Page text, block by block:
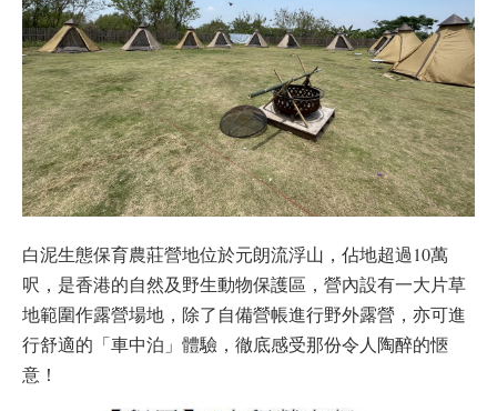
白泥生態保育農莊營地位於元朗流浮山，佔地超過10萬
呎，是香港的自然及野生動物保護區，營內設有一大片草
地範圍作露營場地，除了自備營帳進行野外露營，亦可進
行舒適的「車中泊」體驗，徹底感受那份令人陶醉的愜
意！